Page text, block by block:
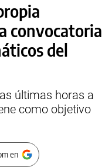
convocatoria
del
últimas horas a
como objetivo
en